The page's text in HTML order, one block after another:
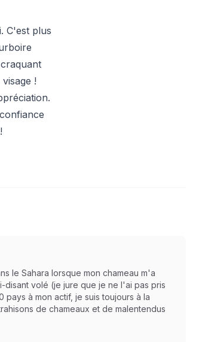
C'est plus
!
le Sahara lorsque mon chameau m'a
disant volé (je jure que je ne l'ai pas pris
à mon actif, je suis toujours à la
de chameaux et de malentendus